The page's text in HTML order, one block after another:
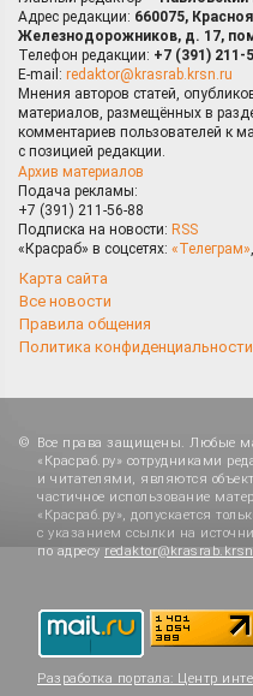
Адрес редакции: 660075,
Железнодорожников, д. 17,
Телефон редакции: +7 (391) 211-
E-mail: redaktor@krasrab.krsn.ru
Мнения авторов статей,
материалов, размещённых в
комментариев пользователей к
с позицией редакции.
Архив материалов
Подача рекламы:
+7 (391) 211-56-88
Подписка на новости: RSS
«Красраб» в соцсетях: «Телеграм»
Карта сайта
Все новости
Правила общения
Политика конфиденциальности
Все права защищены. Любые
«Красраб.ру» сотрудниками
и читателями, являются
частичное использование
«Красраб.ру», допускается
с указанием ссылки на
по адресу
Разработка портала: Центр